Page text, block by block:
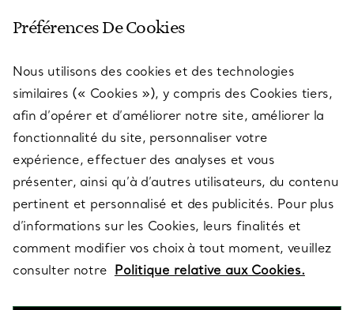
SERVICES
À PROPOS
QUESTIONS LÉGALES
SUIVEZ-NOUS
Préférences De Cookies
Nous utilisons des cookies et des technologies
similaires (« Cookies »), y compris des Cookies tiers,
afin d’opérer et d’améliorer notre site, améliorer la
fonctionnalité du site, personnaliser votre
expérience, effectuer des analyses et vous
présenter, ainsi qu’à d’autres utilisateurs, du contenu
pertinent et personnalisé et des publicités. Pour plus
d’informations sur les Cookies, leurs finalités et
comment modifier vos choix à tout moment, veuillez
consulter notre Politique relative aux Cookies.